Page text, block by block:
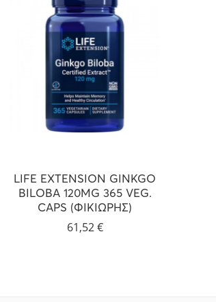
LIFE EXTENSION GINKGO
BILOBA 120MG 365 VEG.
CAPS (ΦΙΚΙΩΡΗΣ)
61,52€